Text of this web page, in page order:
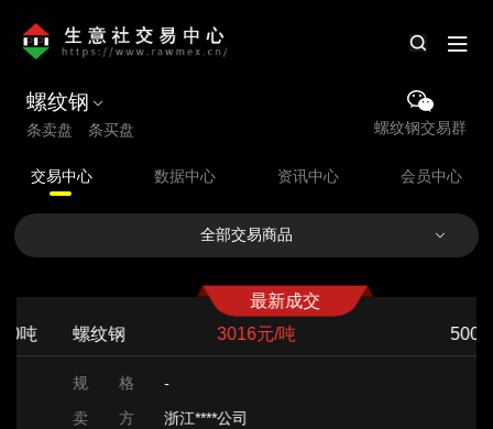
螺纹钢
条卖盘 条买盘 螺纹钢交易群
交易中心 数据中心 资讯中心 会员中心
全部交易商品
最新成交
螺纹钢
3016元/吨 500吨
规 格
-
卖 方
浙江****公司